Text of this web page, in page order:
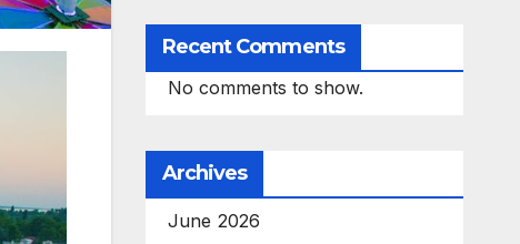
Recent Comments
No comments to show.
Archives
June 2026